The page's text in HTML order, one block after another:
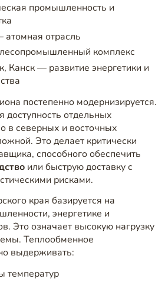
промышленность и
отрасль
комплекс
Канск — развитие энергетики и
постепенно модернизируется.
доступность отдельных
в северных и восточных
Это делает критически
способного обеспечить
или быструю доставку с
рисками.
края базируется на
энергетике и
Это означает высокую нагрузку
Теплообменное
выдерживать:
температур